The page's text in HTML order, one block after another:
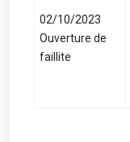
02/10/2023
Ouverture de
faillite